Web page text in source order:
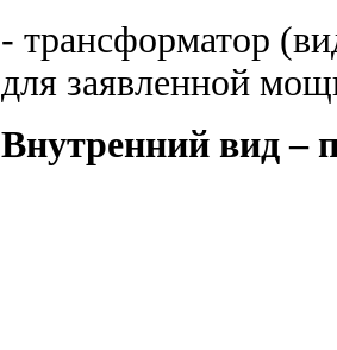
- трансформатор
для заявленной
Внутренний вид –